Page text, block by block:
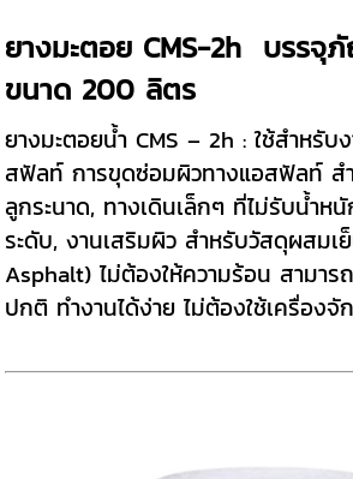
ยางมะตอย CMS-2h บรรจุ
ขนาด 200 ลิตร
ยางมะตอยน้ำ CMS – 2h : ใช้สําหรับ
สฟัลท์ การขุดซ่อมผิวทางแอสฟัลท์ ส
ลูกระนาด, ทางเดินเล็กๆ ที่ไม่รับน้ำห
ระดับ, งานเสริมผิว สําหรับวัสดุผสมเ
Asphalt) ไม่ต้องให้ความร้อน สามา
ปกติ ทำงานได้ง่าย ไม่ต้องใช้เครื่องจั